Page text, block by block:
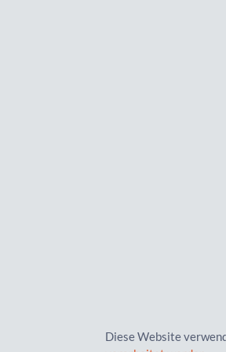
Diese Website